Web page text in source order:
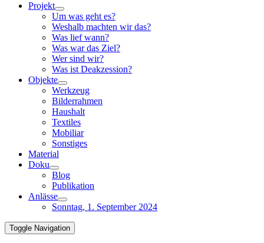
Projekt
Um was geht es?
Weshalb machten wir das?
Was lief wann?
Was war das Ziel?
Wer sind wir?
Was ist Deakzession?
Objekte
Werkzeug
Bilderrahmen
Haushalt
Textiles
Mobiliar
Sonstiges
Material
Doku
Blog
Publikation
Anlässe
Sonntag, 1. September 2024
Toggle Navigation